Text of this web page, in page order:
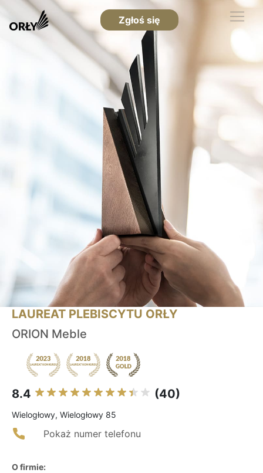
Zgłoś się
LAUREAT PLEBISCYTU ORŁY
ORION Meble
8.4 (40)
Wielogłowy, Wielogłowy 85
Pokaż numer telefonu
O firmie: